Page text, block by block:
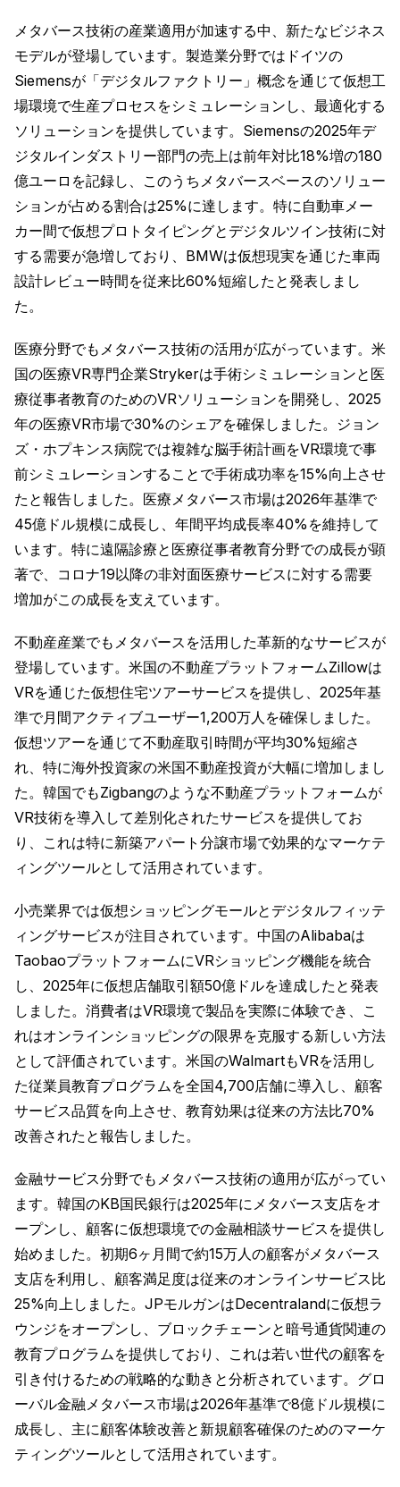
メタバース技術の産業適用が加速する中、新たなビジネス
モデルが登場しています。製造業分野ではドイツの
Siemensが「デジタルファクトリー」概念を通じて仮想工
場環境で生産プロセスをシミュレーションし、最適化する
ソリューションを提供しています。Siemensの2025年デ
ジタルインダストリー部門の売上は前年対比18%増の180
億ユーロを記録し、このうちメタバースベースのソリュー
ションが占める割合は25%に達します。特に自動車メー
カー間で仮想プロトタイピングとデジタルツイン技術に対
する需要が急増しており、BMWは仮想現実を通じた車両
設計レビュー時間を従来比60%短縮したと発表しまし
た。
医療分野でもメタバース技術の活用が広がっています。米
国の医療VR専門企業Strykerは手術シミュレーションと医
療従事者教育のためのVRソリューションを開発し、2025
年の医療VR市場で30%のシェアを確保しました。ジョン
ズ・ホプキンス病院では複雑な脳手術計画をVR環境で事
前シミュレーションすることで手術成功率を15%向上させ
たと報告しました。医療メタバース市場は2026年基準で
45億ドル規模に成長し、年間平均成長率40%を維持して
います。特に遠隔診療と医療従事者教育分野での成長が顕
著で、コロナ19以降の非対面医療サービスに対する需要
増加がこの成長を支えています。
不動産産業でもメタバースを活用した革新的なサービスが
登場しています。米国の不動産プラットフォームZillowは
VRを通じた仮想住宅ツアーサービスを提供し、2025年基
準で月間アクティブユーザー1,200万人を確保しました。
仮想ツアーを通じて不動産取引時間が平均30%短縮さ
れ、特に海外投資家の米国不動産投資が大幅に増加しまし
た。韓国でもZigbangのような不動産プラットフォームが
VR技術を導入して差別化されたサービスを提供してお
り、これは特に新築アパート分譲市場で効果的なマーケテ
ィングツールとして活用されています。
小売業界では仮想ショッピングモールとデジタルフィッテ
ィングサービスが注目されています。中国のAlibabaは
TaobaoプラットフォームにVRショッピング機能を統合
し、2025年に仮想店舗取引額50億ドルを達成したと発表
しました。消費者はVR環境で製品を実際に体験でき、こ
れはオンラインショッピングの限界を克服する新しい方法
として評価されています。米国のWalmartもVRを活用し
た従業員教育プログラムを全国4,700店舗に導入し、顧客
サービス品質を向上させ、教育効果は従来の方法比70%
改善されたと報告しました。
金融サービス分野でもメタバース技術の適用が広がってい
ます。韓国のKB国民銀行は2025年にメタバース支店をオ
ープンし、顧客に仮想環境での金融相談サービスを提供し
始めました。初期6ヶ月間で約15万人の顧客がメタバース
支店を利用し、顧客満足度は従来のオンラインサービス比
25%向上しました。JPモルガンはDecentralandに仮想ラ
ウンジをオープンし、ブロックチェーンと暗号通貨関連の
教育プログラムを提供しており、これは若い世代の顧客を
引き付けるための戦略的な動きと分析されています。グロ
ーバル金融メタバース市場は2026年基準で8億ドル規模に
成長し、主に顧客体験改善と新規顧客確保のためのマーケ
ティングツールとして活用されています。